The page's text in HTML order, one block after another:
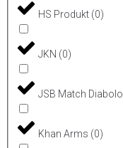
HS Produkt (0)
JKN (0)
JSB Match Diabolo
Khan Arms (0)